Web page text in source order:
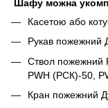
Шафу можна
Касетою або
Рукав пожежний
Ствол пожежний
PWH (РСК)-50,
Кран пожежний